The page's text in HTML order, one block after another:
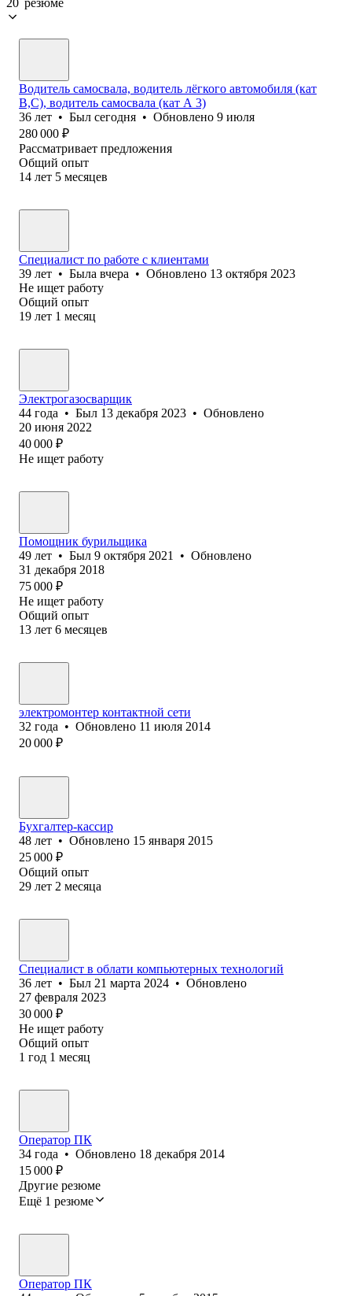
Водитель самосвала, водитель лёгкого автомобиля (кат
В,С), водитель самосвала (кат А 3)
36 лет • Был сегодня • Обновлено 9 июля
280 000 ₽
Рассматривает предложения
Общий опыт
14 лет 5 месяцев
Специалист по работе с клиентами
39 лет • Была вчера • Обновлено 13 октября 2023
Не ищет работу
Общий опыт
19 лет 1 месяц
Электрогазосварщик
44 года • Был 13 декабря 2023 • Обновлено
20 июня 2022
40 000 ₽
Не ищет работу
Помощник бурильщика
49 лет • Был 9 октября 2021 • Обновлено
31 декабря 2018
75 000 ₽
Не ищет работу
Общий опыт
13 лет 6 месяцев
электромонтер контактной сети
32 года • Обновлено 11 июля 2014
20 000 ₽
Бухгалтер-кассир
48 лет • Обновлено 15 января 2015
25 000 ₽
Общий опыт
29 лет 2 месяца
Специалист в облати компьютерных технологий
36 лет • Был 21 марта 2024 • Обновлено
27 февраля 2023
30 000 ₽
Не ищет работу
Общий опыт
1 год 1 месяц
Оператор ПК
34 года • Обновлено 18 декабря 2014
15 000 ₽
Другие резюме
Ещё 1 резюме
Оператор ПК